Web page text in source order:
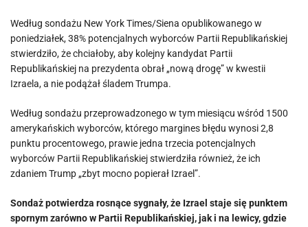
Według sondażu New York Times/Siena opublikowanego w
poniedziałek, 38% potencjalnych wyborców Partii Republikańskiej
stwierdziło, że chciałoby, aby kolejny kandydat Partii
Republikańskiej na prezydenta obrał „nową drogę” w kwestii
Izraela, a nie podążał śladem Trumpa.
Według sondażu przeprowadzonego w tym miesiącu wśród 1500
amerykańskich wyborców, którego margines błędu wynosi 2,8
punktu procentowego, prawie jedna trzecia potencjalnych
wyborców Partii Republikańskiej stwierdziła również, że ich
zdaniem Trump „zbyt mocno popierał Izrael”.
Sondaż potwierdza rosnące sygnały, że Izrael staje się punktem
spornym zarówno w Partii Republikańskiej, jak i na lewicy, gdzie